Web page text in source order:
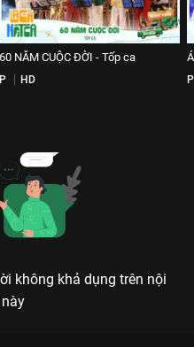
60 NĂM CUỘC ĐỜI - Tốp ca
P HD P
không khả dụng trên nội